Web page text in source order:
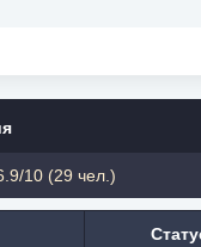
10 (29 чел.)